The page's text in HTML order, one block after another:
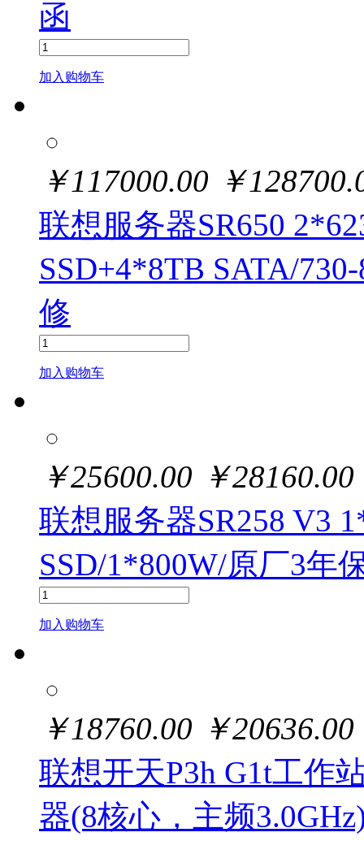
函
加入购物车
￥117000.00 ￥
联想服务器SR650
SSD+4*8TB SATA/
修
加入购物车
￥25600.00 ￥28160.00
联想服务器SR258 V3
SSD/1*800W/原厂3年
加入购物车
￥18760.00 ￥20636.00
联想开天P3h G1t工作
器(8核心，主频